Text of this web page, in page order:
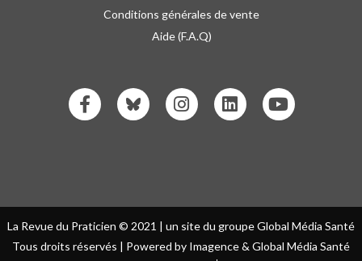
Conditions générales de vente
Aide (F.A.Q)
La Revue du Praticien © 2021 | un site du groupe Global Média Santé
Tous droits réservés | Powered by Imagence & Global Média Santé